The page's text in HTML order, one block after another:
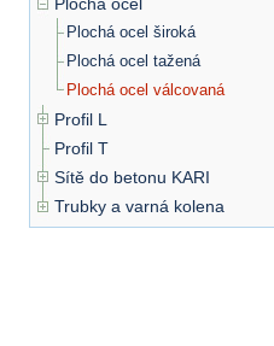
Plochá ocel široká
Plochá ocel tažená
Plochá ocel válcovaná
Profil L
Profil T
Sítě do betonu KARI
Trubky a varná kolena